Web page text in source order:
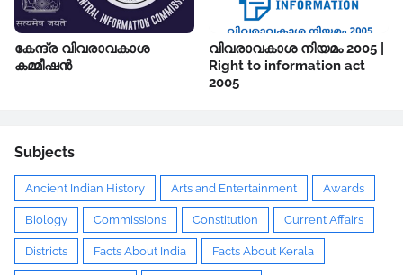
കേന്ദ്ര വിവരാവകാശ
കമ്മീഷൻ
വിവരാവകാശ നിയമം 2005 |
Right to information act
2005
Subjects
Ancient Indian History Arts and Entertainment Awards
Biology Commissions Constitution Current Affairs
Districts Facts About India Facts About Kerala